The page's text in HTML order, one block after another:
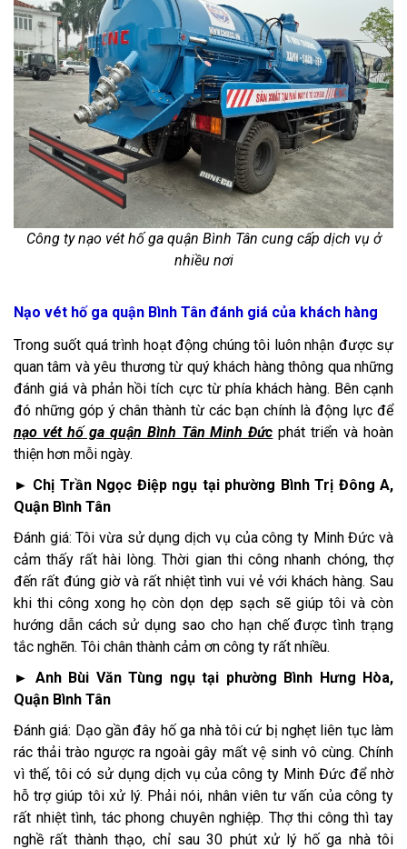
Công ty nạo vét hố ga quận Bình Tân cung cấp dịch vụ ở
nhiều nơi​
Nạo vét hố ga quận Bình Tân đánh giá của khách hàng
Trong suốt quá trình hoạt động chúng tôi luôn nhận được sự
quan tâm và yêu thương từ quý khách hàng thông qua những
đánh giá và phản hồi tích cực từ phía khách hàng. Bên cạnh
đó những góp ý chân thành từ các bạn chính là động lực để
nạo vét hố ga quận Bình Tân Minh Đức phát triển và hoàn
thiện hơn mỗi ngày.
► Chị Trần Ngọc Điệp ngụ tại phường Bình Trị Đông A,
Quận Bình Tân
Đánh giá: Tôi vừa sử dụng dịch vụ của công ty Minh Đức và
cảm thấy rất hài lòng. Thời gian thi công nhanh chóng, thợ
đến rất đúng giờ và rất nhiệt tình vui vẻ với khách hàng. Sau
khi thi công xong họ còn dọn dẹp sạch sẽ giúp tôi và còn
hướng dẫn cách sử dụng sao cho hạn chế được tình trạng
tắc nghẽn. Tôi chân thành cảm ơn công ty rất nhiều.
► Anh Bùi Văn Tùng ngụ tại phường Bình Hưng Hòa,
Quận Bình Tân
Đánh giá: Dạo gần đây hố ga nhà tôi cứ bị nghẹt liên tục làm
rác thải trào ngược ra ngoài gây mất vệ sinh vô cùng. Chính
vì thế, tôi có sử dụng dịch vụ của công ty Minh Đức để nhờ
hỗ trợ giúp tôi xử lý. Phải nói, nhân viên tư vấn của công ty
rất nhiệt tình, tác phong chuyên nghiệp. Thợ thi công thì tay
nghề rất thành thạo, chỉ sau 30 phút xử lý hố ga nhà tôi